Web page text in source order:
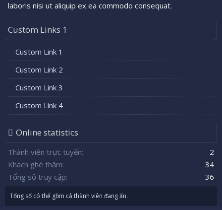
laboris nisi ut aliquip ex ea commodo consequat.
Custom Links 1
Custom Link 1
Custom Link 2
Custom Link 3
Custom Link 4
Online statistics
Thành viên trực tuyến
2
Khách ghé thăm
34
Tổng số truy cập
36
Tổng số có thể gồm cả thành viên đang ẩn.